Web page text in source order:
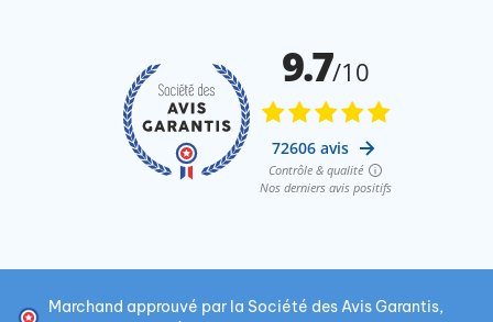
Marchand approuvé par la Société des Avis Garantis,